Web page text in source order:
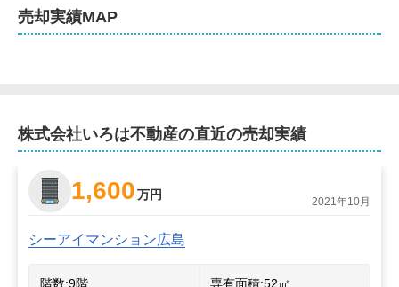
売却実績MAP
株式会社いろは不動産の直近の売却実績
1,600万円 2021年10月
シーアイマンション広島
階数:9階 専有面積:52㎡